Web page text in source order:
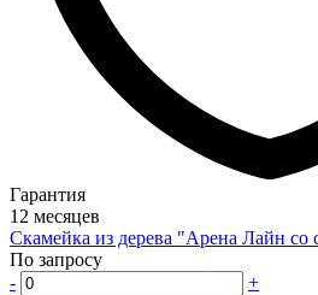
Гарантия
12 месяцев
Скамейка из дерева "Арена Лайн со
По запросу
-
+